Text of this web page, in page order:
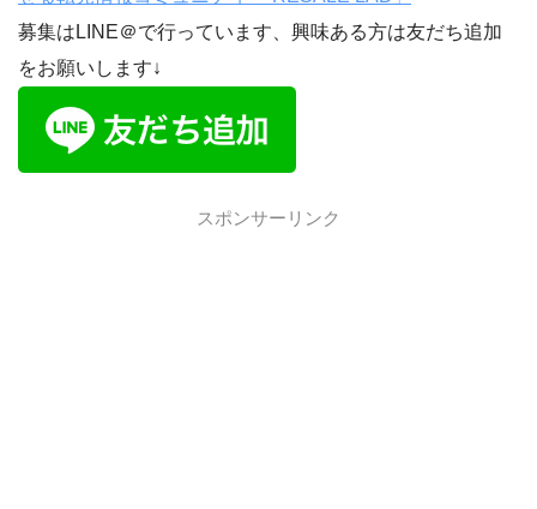
募集はLINE＠で行っています、興味ある方は友だち追加
をお願いします↓
スポンサーリンク